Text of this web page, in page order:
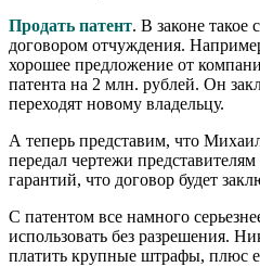
Продать патент. В законе такое
договором отчуждения.
хорошее предложение от
патента на 2 млн. рублей. Он
переходят новому владельцу.
А теперь представим, что
передал чертежи
гарантий, что договор будет
С патентом все намного
использовать без разрешения.
платить крупные штрафы, плюс